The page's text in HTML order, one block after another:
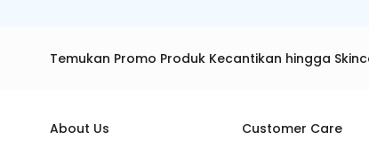
Temukan Promo Produk Kecantikan hingga
About Us Customer Care